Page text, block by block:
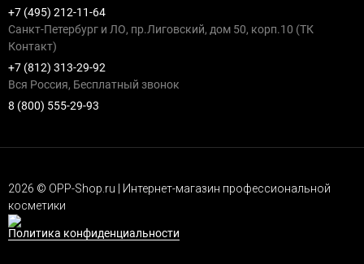
+7 (495) 212-11-64
Санкт-Петербург и ЛО, пр.Лиговский, дом 50, корп.10 (ТК
Контакт)
+7 (812) 313-29-92
Вся Россия, Бесплатный звонок
8 (800) 555-29-93
2026 © OPP-Shop.ru | Интернет-магазин профессиональной
косметики
Политика конфиденциальности